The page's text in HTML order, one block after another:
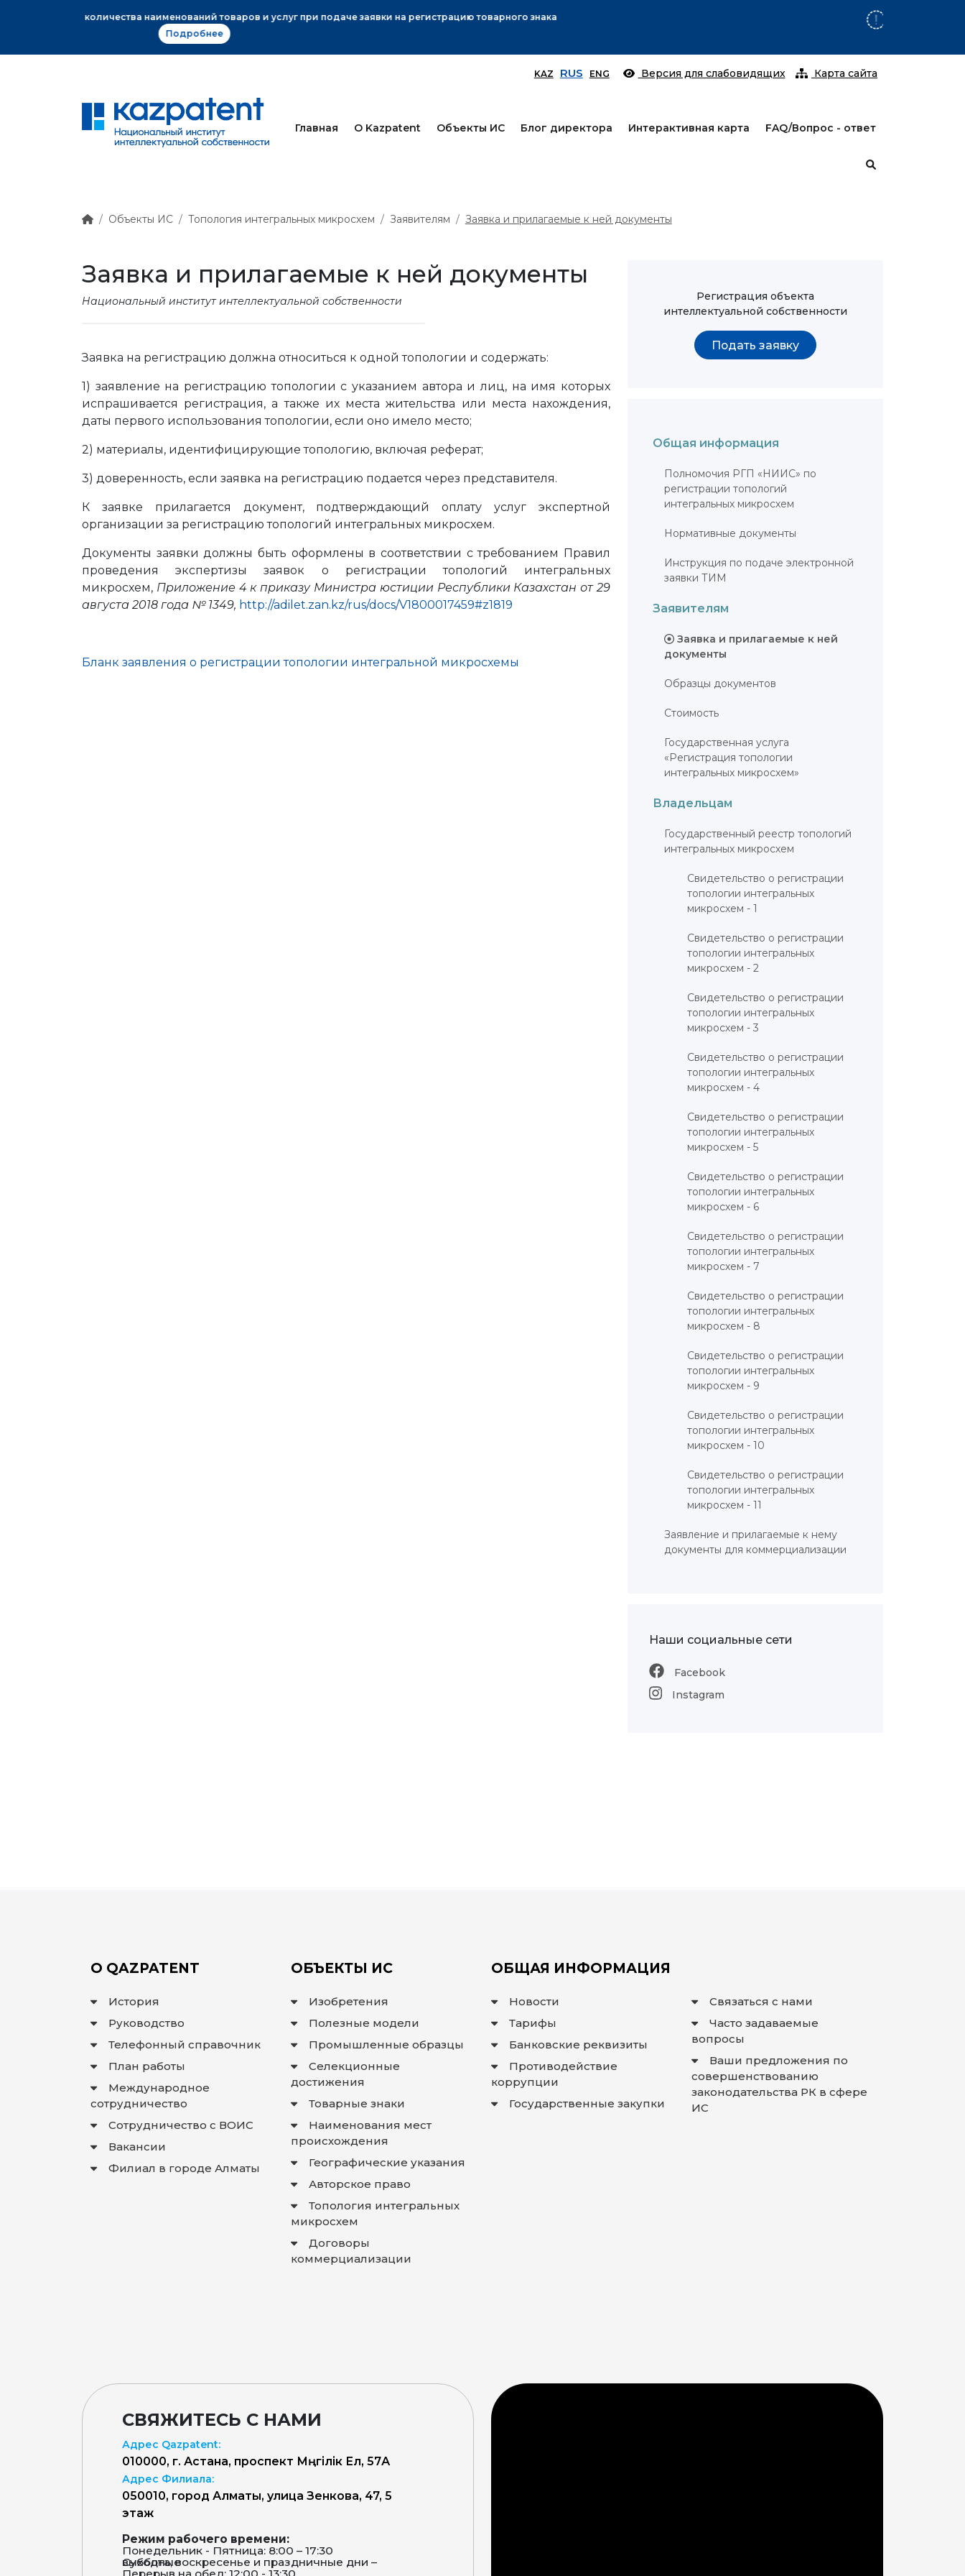
Вниманию заявителей! Подробнее
KAZ RUS ENG Версия для слабовидящих Карта сайта
Главная О Kazpatent Объекты ИС Блог директора Интерактивная карта FAQ/Вопрос - ответ
Объекты ИС Топология интегральных микросхем Заявителям Заявка и прилагаемые к ней документы
Заявка и прилагаемые к ней документы
Национальный институт интеллектуальной собственности
Заявка на регистрацию должна относиться к одной топологии и содержать:
1) заявление на регистрацию топологии с указанием автора и лиц, на имя которых
испрашивается регистрация, а также их места жительства или места нахождения,
даты первого использования топологии, если оно имело место;
2) материалы, идентифицирующие топологию, включая реферат;
3) доверенность, если заявка на регистрацию подается через представителя.
К заявке прилагается документ, подтверждающий оплату услуг экспертной
организации за регистрацию топологий интегральных микросхем.
Документы заявки должны быть оформлены в соответствии с требованием Правил
проведения экспертизы заявок о регистрации топологий интегральных
микросхем, Приложение 4 к приказу Министра юстиции Республики Казахстан от 29
августа 2018 года № 1349, http://adilet.zan.kz/rus/docs/V1800017459#z1819
Бланк заявления о регистрации топологии интегральной микросхемы
Регистрация объекта
интеллектуальной собственности
Подать заявку
Общая информация
Полномочия РГП «НИИС» по
регистрации топологий
интегральных микросхем
Нормативные документы
Инструкция по подаче электронной
заявки ТИМ
Заявителям
Заявка и прилагаемые к ней
документы
Образцы документов
Стоимость
Государственная услуга
«Регистрация топологии
интегральных микросхем»
Владельцам
Государственный реестр топологий
интегральных микросхем
Свидетельство о регистрации
топологии интегральных
микросхем - 1
Свидетельство о регистрации
топологии интегральных
микросхем - 2
Свидетельство о регистрации
топологии интегральных
микросхем - 3
Свидетельство о регистрации
топологии интегральных
микросхем - 4
Свидетельство о регистрации
топологии интегральных
микросхем - 5
Свидетельство о регистрации
топологии интегральных
микросхем - 6
Свидетельство о регистрации
топологии интегральных
микросхем - 7
Свидетельство о регистрации
топологии интегральных
микросхем - 8
Свидетельство о регистрации
топологии интегральных
микросхем - 9
Свидетельство о регистрации
топологии интегральных
микросхем - 10
Свидетельство о регистрации
топологии интегральных
микросхем - 11
Заявление и прилагаемые к нему
документы для коммерциализации
Наши социальные сети
Facebook
Instagram
О QAZPATENT
История
Руководство
Телефонный справочник
План работы
Международное
сотрудничество
Сотрудничество с ВОИС
Вакансии
Филиал в городе Алматы
ОБЪЕКТЫ ИС
Изобретения
Полезные модели
Промышленные образцы
Селекционные
достижения
Товарные знаки
Наименования мест
происхождения
Географические указания
Авторское право
Топология интегральных
микросхем
Договоры
коммерциализации
ОБЩАЯ ИНФОРМАЦИЯ
Новости
Тарифы
Банковские реквизиты
Противодействие
коррупции
Государственные закупки
Связаться с нами
Часто задаваемые
вопросы
Ваши предложения по
совершенствованию
законодательства РК в сфере
ИС
СВЯЖИТЕСЬ С НАМИ
Адрес Qazpatent:
010000, г. Астана, проспект Мәңгілік Ел, 57А
Адрес Филиала:
050010, город Алматы, улица Зенкова, 47, 5
этаж
Режим рабочего времени:
Понедельник - Пятница: 8:00 – 17:30
Суббота, воскресенье и праздничные дни – выходные